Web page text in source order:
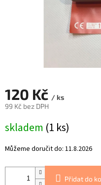
120 Kč / ks
99 Kč bez DPH
cena:
skladem (1 ks)
Můžeme doručit do: 11.8.2026
Přidat do